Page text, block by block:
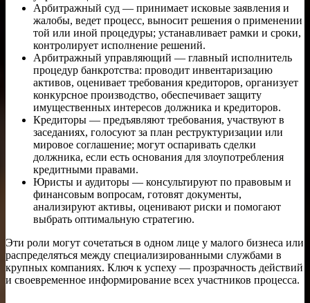
Арбитражный суд — принимает исковые заявления и
жалобы, ведет процесс, выносит решения о применении
той или иной процедуры; устанавливает рамки и сроки,
контролирует исполнение решений.
Арбитражный управляющий — главный исполнитель
процедур банкротства: проводит инвентаризацию
активов, оценивает требования кредиторов, организует
конкурсное производство, обеспечивает защиту
имущественных интересов должника и кредиторов.
Кредиторы — предъявляют требования, участвуют в
заседаниях, голосуют за план реструктуризации или
мировое соглашение; могут оспаривать сделки
должника, если есть основания для злоупотребления
кредитными правами.
Юристы и аудиторы — консультируют по правовым и
финансовым вопросам, готовят документы,
анализируют активы, оценивают риски и помогают
выбрать оптимальную стратегию.
Эти роли могут сочетаться в одном лице у малого бизнеса или
распределяться между специализированными службами в
крупных компаниях. Ключ к успеху — прозрачность действий
и своевременное информирование всех участников процесса.